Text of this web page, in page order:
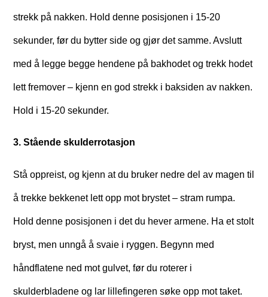
strekk på nakken. Hold denne posisjonen i 15-20
sekunder, før du bytter side og gjør det samme. Avslutt
med å legge begge hendene på bakhodet og trekk hodet
lett fremover – kjenn en god strekk i baksiden av nakken.
Hold i 15-20 sekunder.
3. Stående skulderrotasjon
Stå oppreist, og kjenn at du bruker nedre del av magen til
å trekke bekkenet lett opp mot brystet – stram rumpa.
Hold denne posisjonen i det du hever armene. Ha et stolt
bryst, men unngå å svaie i ryggen. Begynn med
håndflatene ned mot gulvet, før du roterer i
skulderbladene og lar lillefingeren søke opp mot taket.